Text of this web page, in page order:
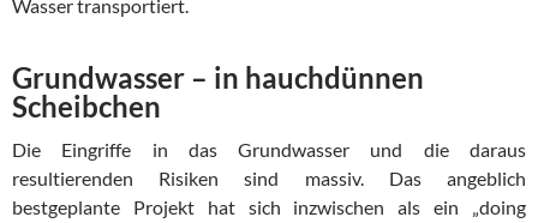
Wasser transportiert.
Grundwasser – in hauchdünnen
Scheibchen
Die Eingriffe in das Grundwasser und die daraus
resultierenden Risiken sind massiv. Das angeblich
bestgeplante Projekt hat sich inzwischen als ein „doing